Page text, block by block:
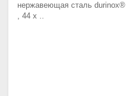
нержавеющая сталь durinox®
, 44 x ..